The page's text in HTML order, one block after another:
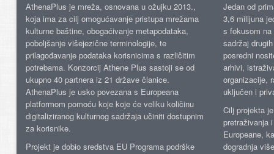
AthenaPlus je mreža, osnovana u ožujku 2013.,
koja ima za cilj omogućavanje pristupa mrežama
kulturne baštine, obogaćivanje metapodataka,
poboljšanje višejezične terminologije, te
prilagođavanje podataka korisnicima s različitim
potrebama. Konzorcij Athene Plus sastoji se od
ukupno 40 partnera iz 21 države članice.
AthenaPlus je usko povezana s Europeana
platformom pomoću koje koje će veliku količinu
digitaliziranog kulturnog sadržaja učiniti dostupnim
za korisnike.
Projekt je dobio sredstva EU Programa podrške
Jedan od
3,6 milijuna
s fokusom
sadržaj
posredni
arhivi,
organizacije,
uključen i
Cilj projekta
pretraživanja
Europeane,
dogradnja